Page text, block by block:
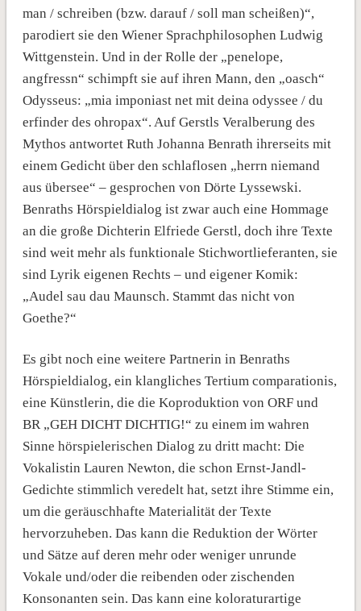
man / schreiben (bzw. darauf / soll man scheißen)“,
parodiert sie den Wiener Sprachphilosophen Ludwig
Wittgenstein. Und in der Rolle der „penelope,
angfressn“ schimpft sie auf ihren Mann, den „oasch“
Odysseus: „mia imponiast net mit deina odyssee / du
erfinder des ohropax“. Auf Gerstls Veralberung des
Mythos antwortet Ruth Johanna Benrath ihrerseits mit
einem Gedicht über den schlaflosen „herrn niemand
aus übersee“ – gesprochen von Dörte Lyssewski.
Benraths Hörspieldialog ist zwar auch eine Hommage
an die große Dichterin Elfriede Gerstl, doch ihre Texte
sind weit mehr als funktionale Stichwortlieferanten, sie
sind Lyrik eigenen Rechts – und eigener Komik:
„Audel sau dau Maunsch. Stammt das nicht von
Goethe?“
Es gibt noch eine weitere Partnerin in Benraths
Hörspieldialog, ein klangliches Tertium comparationis,
eine Künstlerin, die die Koproduktion von ORF und
BR „GEH DICHT DICHTIG!“ zu einem im wahren
Sinne hörspielerischen Dialog zu dritt macht: Die
Vokalistin Lauren Newton, die schon Ernst-Jandl-
Gedichte stimmlich veredelt hat, setzt ihre Stimme ein,
um die geräuschhafte Materialität der Texte
hervorzuheben. Das kann die Reduktion der Wörter
und Sätze auf deren mehr oder weniger unrunde
Vokale und/oder die reibenden oder zischenden
Konsonanten sein. Das kann eine koloraturartige